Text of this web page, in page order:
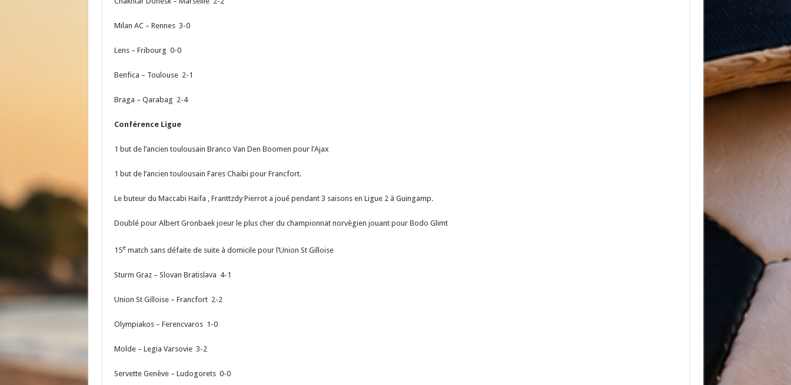
Milan AC – Rennes 3-0
Lens – Fribourg 0-0
Benfica – Toulouse 2-1
Braga – Qarabag 2-4
Conférence Ligue
1 but de l’ancien toulousain Branco Van Den Boomen pour l’Ajax
1 but de l’ancien toulousain Fares Chaibi pour Francfort.
Le buteur du Maccabi Haifa , Franttzdy Pierrot a joué pendant 3 saisons en Ligue 2 à Guingamp.
Doublé pour Albert Gronbaek joeur le plus cher du championnat norvègien jouant pour Bodo Glimt
15ematch sans défaite de suite à domicile pour l’Union St Gilloise
Sturm Graz – Slovan Bratislava 4-1
Union St Gilloise – Francfort 2-2
Olympiakos – Ferencvaros 1-0
Molde – Legia Varsovie 3-2
Servette Genève – Ludogorets 0-0